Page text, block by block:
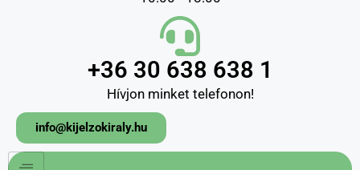
+36 30 638 638 1
Hívjon minket telefonon!
info@kijelzokiraly.hu